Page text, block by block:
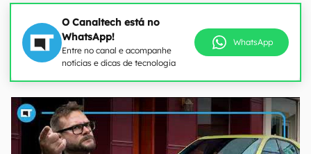
O Canaltech está no
WhatsApp!
Entre no canal e acompanhe
notícias e dicas de tecnologia
WhatsApp